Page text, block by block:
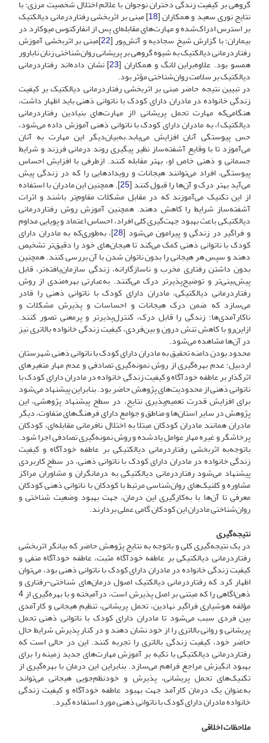
گروهی بر کیفیت زندگی دختران نوجوان با علائم اختلال شخصیت مرزی؛ با
نتایج نوری سعید و همکاران [18] مبنی بر اثربخشی رفتاردرمانی دیالکتیک
بر استرس ادراک‌شده و مهارت‌های مقابله‌ای پس از انفارکتوس میوکارد در
بیماران؛ با گزارش شیخ سجادیه و آتش‌پور [22]مبنی بر اثربخشی آموزش
رفتاردرمانی دیالکتیک به شیوه گروهی بر پریشانی روان‌شناختی زنان نابارور
همسو بود. علاوه‌براین لانگ و همکاران [23] نشان داده‌اند رفتاردرمانی
دیالکتیک بر سلامت روان‌شناختی مؤثر بود.
در تبیین نتیجه حاضر مبنی بر اثربخشی رفتاردرمانی دیالکتیک بر کیفیت
زندگی خانواده در مادران دارای کودک با ناتوانی ذهنی باید اظهار داشت،
هنگامی‌که مهارت تحمل پریشانی (از مهارت‌های بنیادین رفتاردرمانی
دیالکتیک)، به مادران دارای کودک با ناتوانی ذهنی آموزش داده می‌شود،
حس پیوستگی آنان افزایش می‌یابد.به‌بیان‌دیگر این مهارت به آنان
می‌آموزد تا با وقایع آشفته‌ساز نظیر پیگیری روند درمانی فرزند و شرایط
جسمانی و ذهنی خاص او، بهتر مقابله کنند. ازطرفی با افزایش احساس
پیوستگی، افراد می‌توانند هیجانات و رویدادهایی را که در زندگی پیش
می‌آید بهتر درک و آن‌ها را قبول کنند [25]. همچنین این مادران با استفاده
از این تکنیک می‌آموزند که در مقابل مشکلات مقاوم‌تر باشند و اثرات
آشفته‌ساز شرایط را کاهش دهند. همچنین آموزش روش رفتاردرمانی
دیالکتیکی باعث بهبود جهت‌گیری کلی افراد، احساس اعتماد و پویایی مداوم
و فراگیر در زندگی و پیرامون می‌شود [28]، به‌طوری‌که به مادران دارای
کودک با ناتوانی ذهنی کمک می‌کند تا هیجان‌های خود را دقیق‌تر تشخیص
دهند و سپس هر هیجانی را بدون ناتوان شدن با آن بررسی کنند. همچنین
بدون داشتن رفتاری مخرب و ناسازگارانه، زندگی سازمان‌یافته‌تر، قابل
پیش‌بینی‌تر و توضیح‌پذیرتر درک می‌کنند. به‌عبارتی بهره‌مندی از روش
رفتاردرمانی دیالکتیکی، مادران دارای کودک با ناتوانی ذهنی را قادر
می‌سازد که ضمن درک هیجانات و احساسات و پذیرش مشکلات و
ناکارآمدی‌ها؛ زندگی را قابل درک، کنترل‌پذیرتر و پرمعنی تصور کنند.
ازاین‌رو با کاهش تنش درون و بین‌فردی، کیفیت زندگی خانواده بالاتری نیز
در آن‌ها مشاهده می‌شود.
محدود بودن دامنه‌ تحقیق به مادران دارای کودک با ناتوانی ذهنی شهرستان
اردبیل؛ عدم بهره‌گیری از روش نمونه‌گیری تصادفی و عدم مهار متغیرهای
اثرگذار بر عاطفه خودآگاه و کیفیت زندگی خانواده در مادران دارای کودک با
ناتوانی ذهنی از محدودیت‌های پژوهش حاضر بود. بنابراین پیشنهاد می‌شود
برای افزایش قدرت تعمیم‌پذیری نتایج، در سطح پیشنهاد پژوهشی، این
پژوهش در سایر استان‌ها و مناطق و جوامع دارای فرهنگ‌های متفاوت، دیگر
مادران همانند مادران کودکان مبتلا به اختلال نافرمانی مقابله‌ای، کودکان
پرخاشگر و غیره مهار عوامل یادشده و روش نمونه‌گیری تصادفی اجرا شود.
باتوجه‌به اثربخشی رفتاردرمانی دیالکتیکی بر عاطفه خودآگاه و کیفیت
زندگی خانواده در مادران دارای کودک با ناتوانی ذهنی، در سطح کاربردی
پیشنهاد می‌شود رفتاردرمانی دیالکتیکی به درمانگران و مشاوران مراکز
مشاوره و کلنیک‌های روان‌شناسی مرتبط با کودکان با ناتوانی ذهنی کودکان
معرفی تا آن‌ها با به‌کارگیری این درمان، جهت بهبود وضعیت ‌شناختی و
روان‌شناختی مادران این کودکان گامی عملی بردارند.
نتیجه‌گیری
در یک نتیجه‌گیری کلی و با‌توجه به نتایج پژوهش حاضر که بیانگر اثربخشی
رفتاردرمانی دیالکتیکی بر عاطفه خودآگاه مثبت، عاطفه خودآگاه منفی و
کیفیت زندگی خانواده در مادران دارای کودک با ناتوانی ذهنی بود، می‌توان
اظهار کرد که رفتاردرمانی دیالکتیک اصول درمان‌های شناختی-رفتاری و
ذهن‌اگاهی را که مبتنی بر اصل پذیرش است، درآمیخته و با بهره‌گیری از 4
مؤلفه هوشیاری فراگیر نهادین، تحمل پریشانی، تنظیم هیجانی و کارآمدی
بین فردی سبب می‌شود تا مادران دارای کودک با ناتوانی ذهنی تحمل
پریشانی و روانی بالاتری را از خود نشان دهند و در کنار پذیرش شرایط حال
حاضر خود، کیفیت زندگی بالاتری را تجربه کنند. این در حالی است که
رفتاردرمانی دیالکتیکی با تکیه بر آموزش مهارت‌های جدید زمینه را برای
بهبود انگیزش مراجع فراهم می‌سازد. بنابراین این درمان با بهره‌گیری از
تکنیک‌های تحمل پریشانی، پذیرش و خودنظم‌جویی هیجانی می‌تواند
به‌عنوان یک درمان کارآمد جهت بهبود عاطفه خودآگاه و کیفیت زندگی
خانواده مادران دارای کودک با ناتوانی ذهنی مورد استفاده گیرد.
ملاحظات اخلاقی